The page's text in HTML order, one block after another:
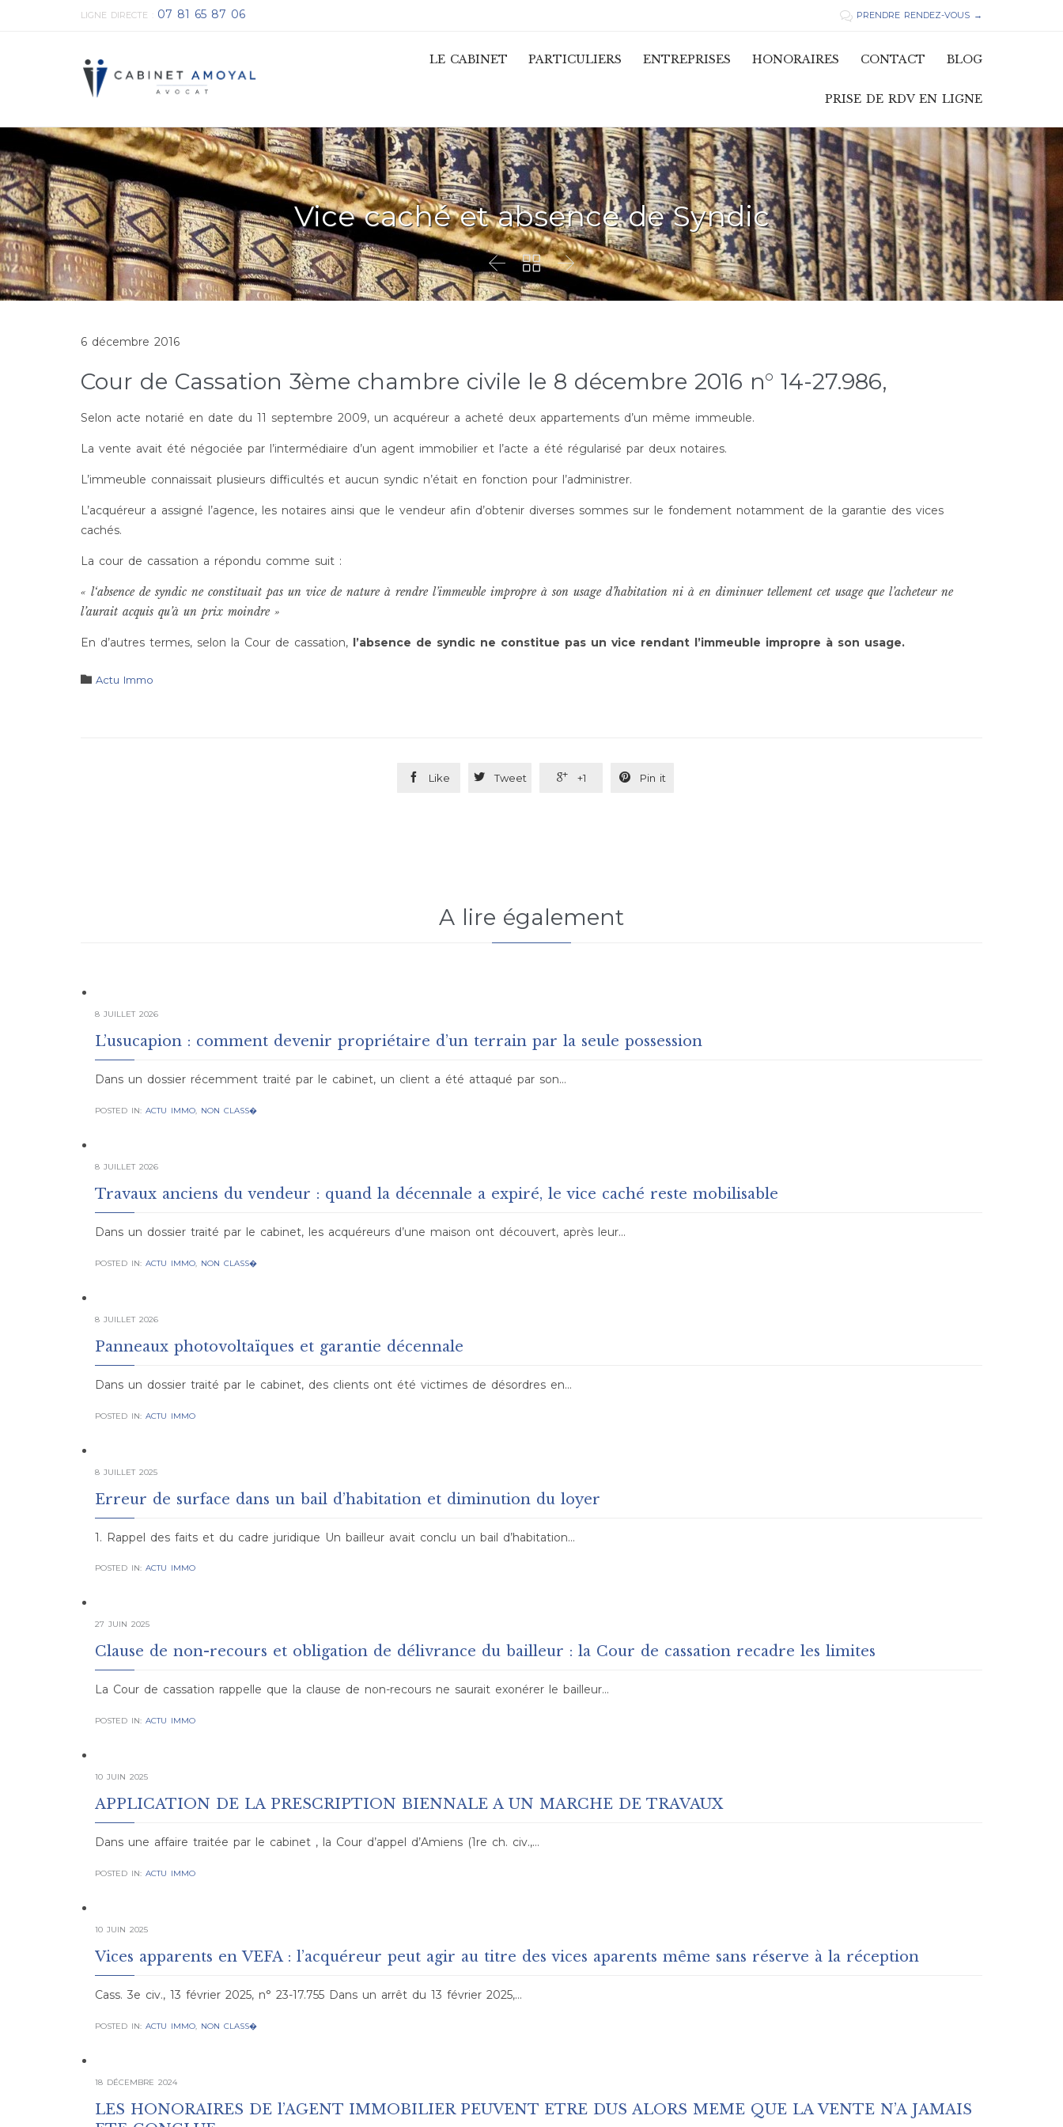
LIGNE DIRECTE : 07 81 65 87 06  PRENDRE RENDEZ-VOUS →
LE CABINET PARTICULIERS ENTREPRISES HONORAIRES CONTACT BLOG
PRISE DE RDV EN LIGNE
Vice caché et absence de Syndic
  
6 décembre 2016
Cour de Cassation 3ème chambre civile le 8 décembre 2016 n° 14-27.986,
Selon acte notarié en date du 11 septembre 2009, un acquéreur a acheté deux appartements d’un même immeuble.
La vente avait été négociée par l’intermédiaire d’un agent immobilier et l’acte a été régularisé par deux notaires.
L’immeuble connaissait plusieurs difficultés et aucun syndic n’était en fonction pour l’administrer.
L’acquéreur a assigné l’agence, les notaires ainsi que le vendeur afin d’obtenir diverses sommes sur le fondement notamment de la garantie des vices
cachés.
La cour de cassation a répondu comme suit :
« l‘absence de syndic ne constituait pas un vice de nature à rendre l’immeuble impropre à son usage d’habitation ni à en diminuer tellement cet usage que l’acheteur ne
l’aurait acquis qu’à un prix moindre »
En d’autres termes, selon la Cour de cassation, l’absence de syndic ne constitue pas un vice rendant l’immeuble impropre à son usage.
 Category
Actu Immo
 Like  Tweet  +1  Pin it
A lire également
8 JUILLET 2026
L’usucapion : comment devenir propriétaire d’un terrain par la seule possession
Dans un dossier récemment traité par le cabinet, un client a été attaqué par son…
POSTED IN:ACTU IMMO, NON CLASS�
8 JUILLET 2026
Travaux anciens du vendeur : quand la décennale a expiré, le vice caché reste mobilisable
Dans un dossier traité par le cabinet, les acquéreurs d’une maison ont découvert, après leur…
POSTED IN:ACTU IMMO, NON CLASS�
8 JUILLET 2026
Panneaux photovoltaïques et garantie décennale
Dans un dossier traité par le cabinet, des clients ont été victimes de désordres en…
POSTED IN:ACTU IMMO
8 JUILLET 2025
Erreur de surface dans un bail d’habitation et diminution du loyer
1. Rappel des faits et du cadre juridique Un bailleur avait conclu un bail d’habitation…
POSTED IN:ACTU IMMO
27 JUIN 2025
Clause de non-recours et obligation de délivrance du bailleur : la Cour de cassation recadre les limites
La Cour de cassation rappelle que la clause de non-recours ne saurait exonérer le bailleur…
POSTED IN:ACTU IMMO
10 JUIN 2025
APPLICATION DE LA PRESCRIPTION BIENNALE A UN MARCHE DE TRAVAUX
Dans une affaire traitée par le cabinet , la Cour d’appel d’Amiens (1re ch. civ.,…
POSTED IN:ACTU IMMO
10 JUIN 2025
Vices apparents en VEFA : l’acquéreur peut agir au titre des vices aparents même sans réserve à la réception
Cass. 3e civ., 13 février 2025, n° 23-17.755 Dans un arrêt du 13 février 2025,…
POSTED IN:ACTU IMMO, NON CLASS�
18 DÉCEMBRE 2024
LES HONORAIRES DE l’AGENT IMMOBILIER PEUVENT ETRE DUS ALORS MEME QUE LA VENTE N’A JAMAIS